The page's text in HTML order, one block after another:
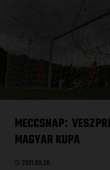
MECCSNAP:
MAGYAR KUPA
2021.09.20.